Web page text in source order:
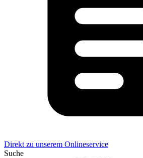
Direkt zu unserem Onlineservice
Suche